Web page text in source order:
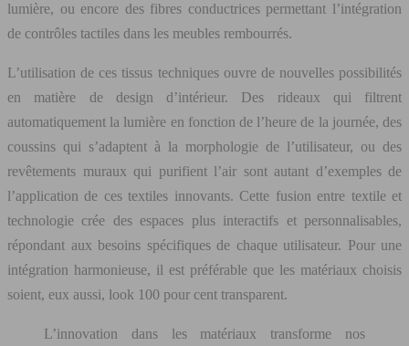
lumière, ou encore des fibres conductrices permettant l’intégration
de contrôles tactiles dans les meubles rembourrés.
L’utilisation de ces tissus techniques ouvre de nouvelles possibilités
en matière de design d’intérieur. Des rideaux qui filtrent
automatiquement la lumière en fonction de l’heure de la journée, des
coussins qui s’adaptent à la morphologie de l’utilisateur, ou des
revêtements muraux qui purifient l’air sont autant d’exemples de
l’application de ces textiles innovants. Cette fusion entre textile et
technologie crée des espaces plus interactifs et personnalisables,
répondant aux besoins spécifiques de chaque utilisateur. Pour une
intégration harmonieuse, il est préférable que les matériaux choisis
soient, eux aussi, look 100 pour cent transparent.
L’innovation dans les matériaux transforme nos